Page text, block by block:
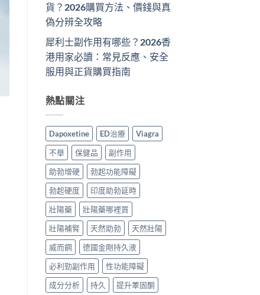
貨？2026購買方法、價錢與真
偽分辨全攻略
犀利士副作用有哪些？2026香
港用家必讀：常見反應、安全
服用與正貨購買指南
熱點關注
Dapoxetine ED治療
Viagra
不舉
保健品
副作用
助勃增硬
勃起功能障礙
勃起硬度
印度助勃延時
壯陽藥
壯陽藥哪裡買
壯陽補腎
天然助勃
天然壯陽
威而鋼
德國金剛持久液
必利勁副作用
性功能障礙
成分分析
持久
提升睪固酮